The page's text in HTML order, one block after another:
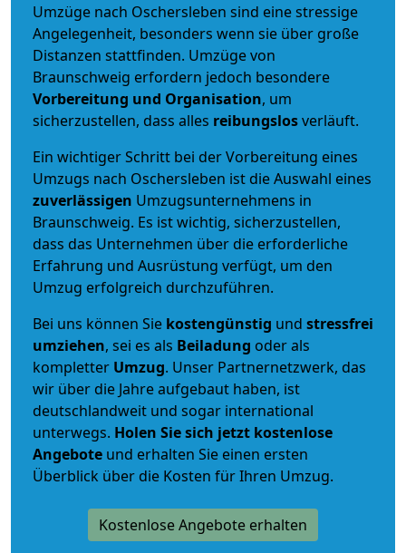
Umzüge nach Oschersleben sind eine stressige
Angelegenheit, besonders wenn sie über große
Distanzen stattfinden. Umzüge von
Braunschweig erfordern jedoch besondere
Vorbereitung und Organisation, um
sicherzustellen, dass alles reibungslosverläuft.
Ein wichtiger Schritt bei der Vorbereitung eines
Umzugs nach Oschersleben ist die Auswahl eines
zuverlässigen Umzugsunternehmens in
Braunschweig. Es ist wichtig, sicherzustellen,
dass das Unternehmen über die erforderliche
Erfahrung und Ausrüstung verfügt, um den
Umzug erfolgreich durchzuführen.
Bei uns können Sie kostengünstig und stressfrei
umziehen, sei es als Beiladung oder als
kompletter Umzug. Unser Partnernetzwerk, das
wir über die Jahre aufgebaut haben, ist
deutschlandweit und sogar international
unterwegs. Holen Sie sich jetzt kostenlose
Angebote und erhalten Sie einen ersten
Überblick über die Kosten für Ihren Umzug.
Kostenlose Angebote erhalten